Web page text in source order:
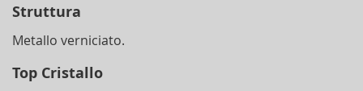
Struttura
Metallo verniciato.
Top Cristallo